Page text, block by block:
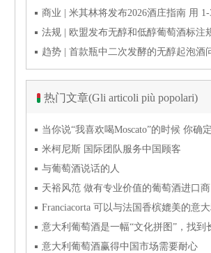
热门文章(Gli articoli più popolari)
米柯尼斯 国际团队服务中国顾客
与葡萄酒说话的人
天裕风范 做有专业价值的葡萄酒进口商
意大利葡萄酒赢得中国市场需要耐心